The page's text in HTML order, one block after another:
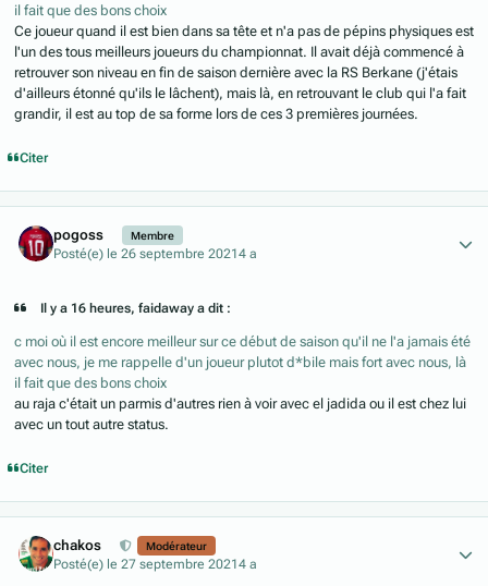
il fait que des bons choix
Ce joueur quand il est bien dans sa tête et n'a pas de pépins physiques est
l'un des tous meilleurs joueurs du championnat. Il avait déjà commencé à
retrouver son niveau en fin de saison dernière avec la RS Berkane (j'étais
d'ailleurs étonné qu'ils le lâchent), mais là, en retrouvant le club qui l'a fait
grandir, il est au top de sa forme lors de ces 3 premières journées.
Citer
pogoss Membre
Posté(e) le 26 septembre 20214 a
Il y a 16 heures, faidaway a dit :
c moi où il est encore meilleur sur ce début de saison qu'il ne l'a jamais été
avec nous, je me rappelle d'un joueur plutot d*bile mais fort avec nous, là
il fait que des bons choix
au raja c'était un parmis d'autres rien à voir avec el jadida ou il est chez lui
avec un tout autre status.
Citer
chakos Modérateur
Posté(e) le 27 septembre 20214 a